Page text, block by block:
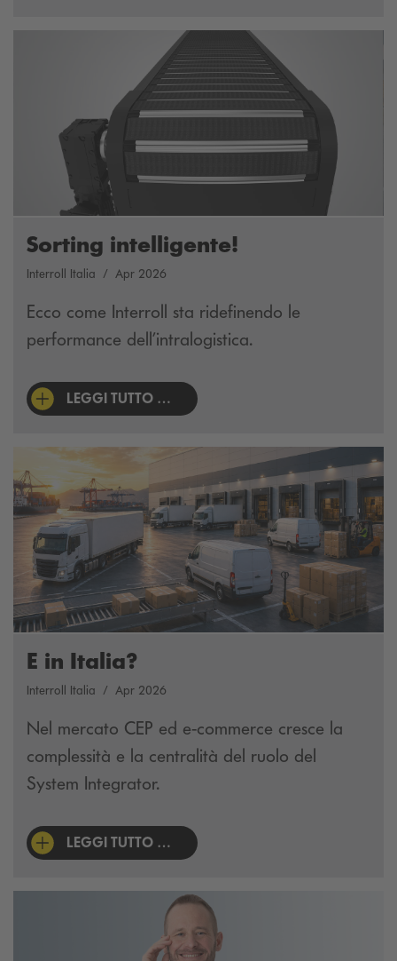
Sorting intelligente!
Interroll Italia Apr 2026
Ecco come Interroll sta ridefinendo le
performance dell’intralogistica.
LEGGI TUTTO …
E in Italia?
Interroll Italia Apr 2026
Nel mercato CEP ed e-commerce cresce la
complessità e la centralità del ruolo del
System Integrator.
LEGGI TUTTO …